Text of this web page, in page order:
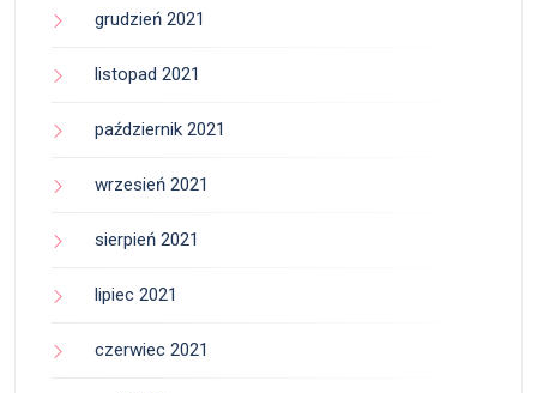
grudzień 2021
listopad 2021
październik 2021
wrzesień 2021
sierpień 2021
lipiec 2021
czerwiec 2021